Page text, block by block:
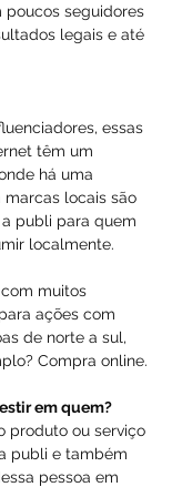
poucos seguidores
legais e até
essas
têm um
há uma
marcas locais são
publi para quem
localmente.
muitos
ações com
de norte a sul,
Compra online.
em quem?
produto ou serviço
publi e também
pessoa em